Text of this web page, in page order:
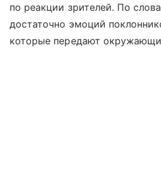
по реакции зрителей. По
достаточно эмоций
которые передают